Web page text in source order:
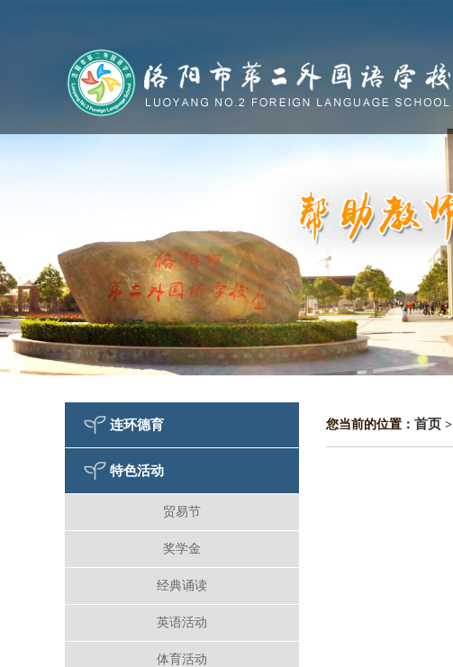
连环德育
特色活动
贸易节
奖学金
经典诵读
英语活动
体育活动
您当前的位置： 首页 >